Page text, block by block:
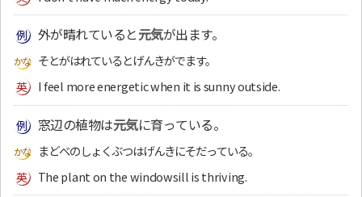
外が晴れていると元気が出ます。
そとがはれているとげんきがでます。
I feel more energetic when it is sunny outside.
窓辺の植物は元気に育っている。
まどべのしょくぶつはげんきにそだっている。
The plant on the windowsill is thriving.